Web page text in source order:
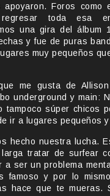
apoyaron. Foros como
regresar toda esa
una gira del álbum
y fue de puras
muy pequeños
me gusta de
underground y main:
tampoco súper chicos
ir a lugares pequeños
hecho nuestra lucha.
tratar de surfear
a ser un problema
famoso y por lo
hace que te mueras.